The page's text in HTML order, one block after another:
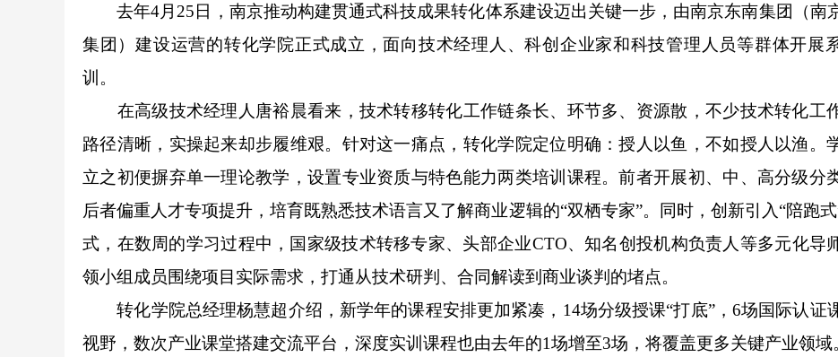
去年4月25日，南京推动构建贯通式科技成果转化体系建设迈出关键一步，由南京东南集团（南
集团）建设运营的转化学院正式成立，面向技术经理人、科创企业家和科技管理人员等群体开展
训。
在高级技术经理人唐裕晨看来，技术转移转化工作链条长、环节多、资源散，不少技术转化工
路径清晰，实操起来却步履维艰。针对这一痛点，转化学院定位明确：授人以鱼，不如授人以渔。
立之初便摒弃单一理论教学，设置专业资质与特色能力两类培训课程。前者开展初、中、高分级分
后者偏重人才专项提升，培育既熟悉技术语言又了解商业逻辑的“双栖专家”。同时，创新引入“陪跑
式，在数周的学习过程中，国家级技术转移专家、头部企业CTO、知名创投机构负责人等多元化导
领小组成员围绕项目实际需求，打通从技术研判、合同解读到商业谈判的堵点。
转化学院总经理杨慧超介绍，新学年的课程安排更加紧凑，14场分级授课“打底”，6场国际认证
视野，数次产业课堂搭建交流平台，深度实训课程也由去年的1场增至3场，将覆盖更多关键产业领域